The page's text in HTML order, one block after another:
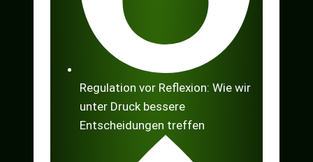
Regulation vor Reflexion: Wie wir
unter Druck bessere
Entscheidungen treffen